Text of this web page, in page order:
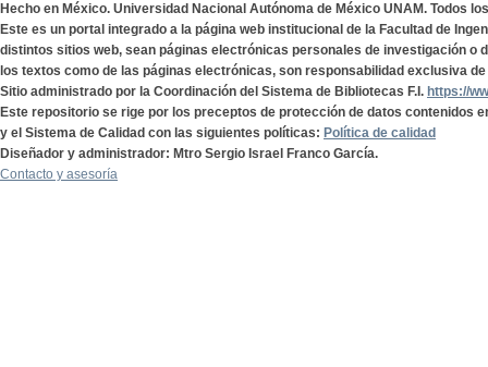
Hecho en México. Universidad Nacional Autónoma de México UNAM. Todos
Este es un portal integrado a la página web institucional de la Facultad de
distintos sitios web, sean páginas electrónicas personales de investigación o
los textos como de las páginas electrónicas, son responsabilidad exclusiva
Sitio administrado por la Coordinación del Sistema de Bibliotecas F.I. https://
Este repositorio se rige por los preceptos de protección de datos contenidos
y el Sistema de Calidad con las siguientes políticas: Política de calidad
Diseñador y administrador: Mtro Sergio Israel Franco García.
Contacto y asesoría